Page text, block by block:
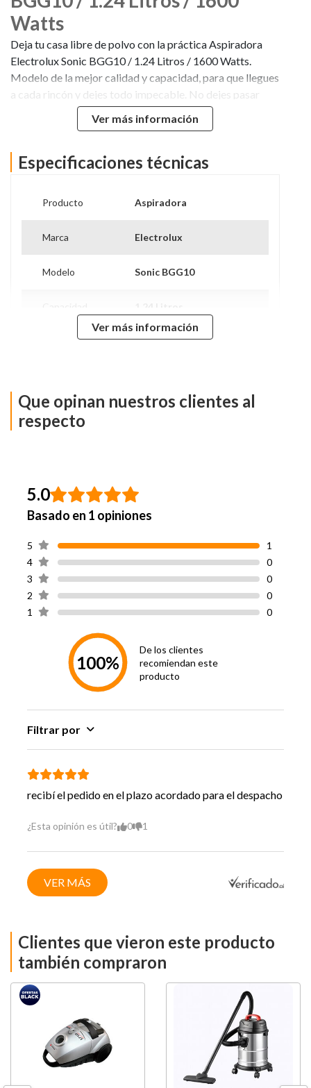
Watts
Deja tu casa libre de polvo con la práctica Aspiradora
Electrolux Sonic BGG10 / 1.24 Litros / 1600 Watts.
Modelo de la mejor calidad y capacidad, para que llegues
a cada rincón y dejes todo impecable. No dejes pasar
esta oportunidad y compra la Aspiradora Electrolux
Sonic Bgg10 / 1,24 Litros / 1600 W en Hites.com
Ver más información
Especificaciones técnicas
Producto Aspiradora
Marca Electrolux
Modelo Sonic BGG10
Potencia 1600 Watts
Filtro Si
Longitud Cable 3 Metros
Accesorios
Recoge cable: 2 Tubos De
Pisos | Boquilla Para
Tapicería | Boquilla Para
Cepillo
Ancho 27.5 cm
Peso
Hecho en
Garantía
24 Meses (6 Meses Legal Y
Ver más información
Que opinan nuestros clientes al
respecto
5.0
Basado en 1 opiniones
1 0
2 0
3 0
4 0
5 1
100%
De los clientes
recomiendan este
producto
Filtrar por
recibí el pedido en el plazo acordado para el despacho
¿Esta opinión es útil? 0 1
VER MÁS
Clientes que vieron este producto
también compraron